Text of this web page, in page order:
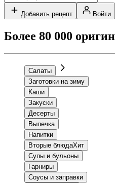
Добавить рецепт Войти
Более 80 000
Салаты
Заготовки на зиму
Каши
Закуски
Десерты
Выпечка
Напитки
Вторые блюдаХит
Супы и бульоны
Гарниры
Соусы и заправки